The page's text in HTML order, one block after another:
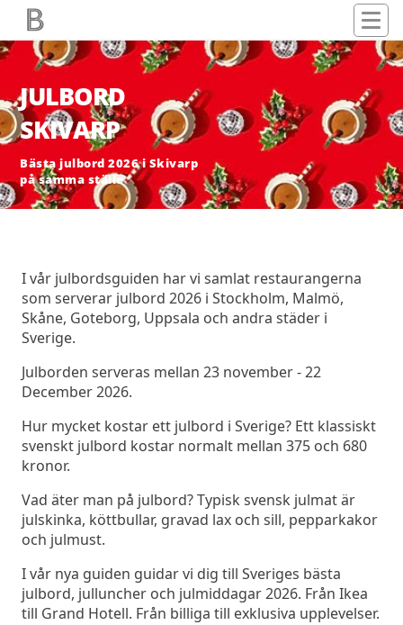
JULBORD
SKIVARP
Bästa julbord 2026 i Skivarp
på samma ställe
I vår julbordsguiden har vi samlat restaurangerna
som serverar julbord 2026 i Stockholm, Malmö,
Skåne, Goteborg, Uppsala och andra städer i
Sverige.
Julborden serveras mellan 23 november - 22
December 2026.
Hur mycket kostar ett julbord i Sverige? Ett klassiskt
svenskt julbord kostar normalt mellan 375 och 680
kronor.
Vad äter man på julbord? Typisk svensk julmat är
julskinka, köttbullar, gravad lax och sill, pepparkakor
och julmust.
I vår nya guiden guidar vi dig till Sveriges bästa
julbord, julluncher och julmiddagar 2026. Från Ikea
till Grand Hotell. Från billiga till exklusiva upplevelser.